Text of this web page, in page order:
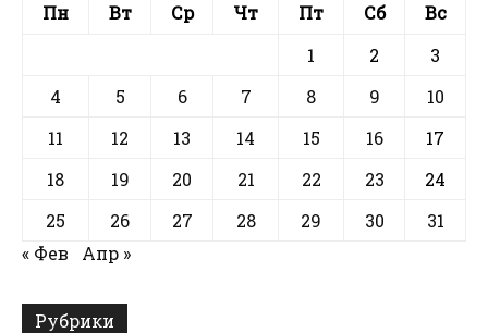
Пн
Вт Ср Чт Пт Сб
Вс
1
2
3
4
5 6 7 8 9
10
11
12 13 14 15 16
17
18
19 20 21 22 23
24
25
26 27 28 29 30
31
« Фев
Апр »
Рубрики